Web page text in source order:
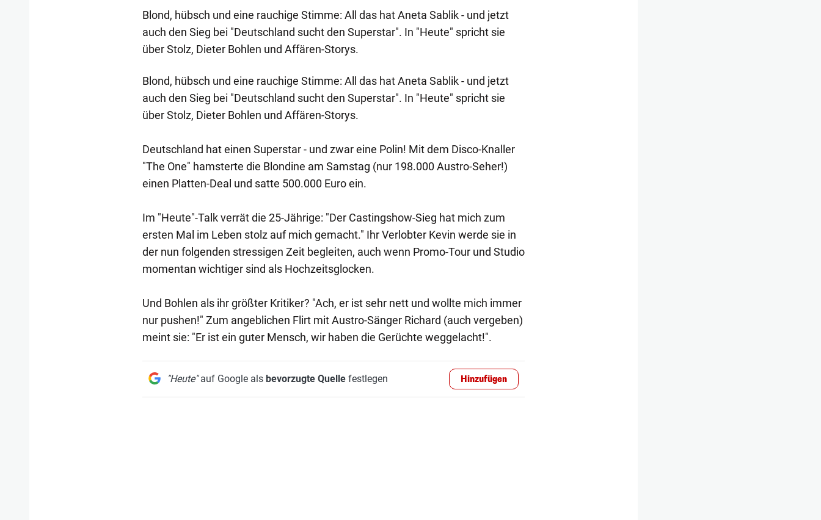
Blond, hübsch und eine rauchige Stimme: All das hat Aneta Sablik - und jetzt
auch den Sieg bei "Deutschland sucht den Superstar". In "Heute" spricht sie
über Stolz, Dieter Bohlen und Affären-Storys.
Blond, hübsch und eine rauchige Stimme: All das hat Aneta Sablik - und jetzt
auch den Sieg bei "Deutschland sucht den Superstar". In "Heute" spricht sie
über Stolz, Dieter Bohlen und Affären-Storys.
Deutschland hat einen Superstar - und zwar eine Polin! Mit dem Disco-Knaller
"The One" hamsterte die Blondine am Samstag (nur 198.000 Austro-Seher!)
einen Platten-Deal und satte 500.000 Euro ein.
Im "Heute"-Talk verrät die 25-Jährige: "Der Castingshow-Sieg hat mich zum
ersten Mal im Leben stolz auf mich gemacht." Ihr Verlobter Kevin werde sie in
der nun folgenden stressigen Zeit begleiten, auch wenn Promo-Tour und Studio
momentan wichtiger sind als Hochzeitsglocken.
Und Bohlen als ihr größter Kritiker? "Ach, er ist sehr nett und wollte mich immer
nur pushen!" Zum angeblichen Flirt mit Austro-Sänger Richard (auch vergeben)
meint sie: "Er ist ein guter Mensch, wir haben die Gerüchte weggelacht!".
"Heute"auf Google als bevorzugte Quellefestlegen Hinzufügen